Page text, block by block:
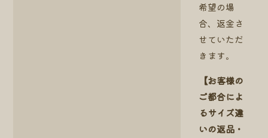
希望の場
合、返金さ
せていただ
きます。
【お客様の
ご都合によ
るサイズ違
いの返品・